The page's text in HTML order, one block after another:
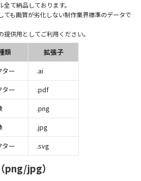
て納品しております。
ても画質が劣化しない制作業界標準のデータで
供用としてご利用ください。
類
拡張子
ター
.ai
ター
.pdf
.png
.jpg
ター .svg
png/jpg）